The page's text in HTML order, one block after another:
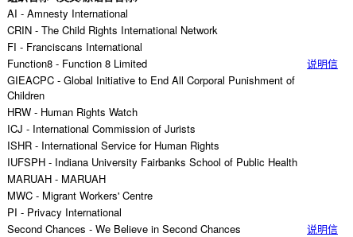
AI - Amnesty International
CRIN - The Child Rights International Network
FI - Franciscans International
Function8 - Function 8 Limited
说明信
GIEACPC - Global Initiative to End All Corporal Punishment of
Children
HRW - Human Rights Watch
ICJ - International Commission of Jurists
ISHR - International Service for Human Rights
IUFSPH - Indiana University Fairbanks School of Public Health
MARUAH - MARUAH
MWC - Migrant Workers' Centre
PI - Privacy International
Second Chances - We Believe in Second Chances
说明信